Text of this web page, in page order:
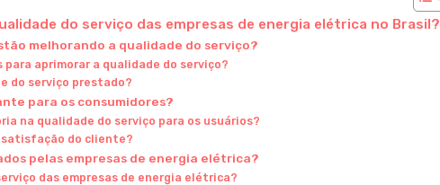
do serviço das empresas de energia elétrica no Brasil?
melhorando a qualidade do serviço?
aprimorar a qualidade do serviço?
do serviço prestado?
para os consumidores?
na qualidade do serviço para os usuários?
satisfação do cliente?
pelas empresas de energia elétrica?
das empresas de energia elétrica?